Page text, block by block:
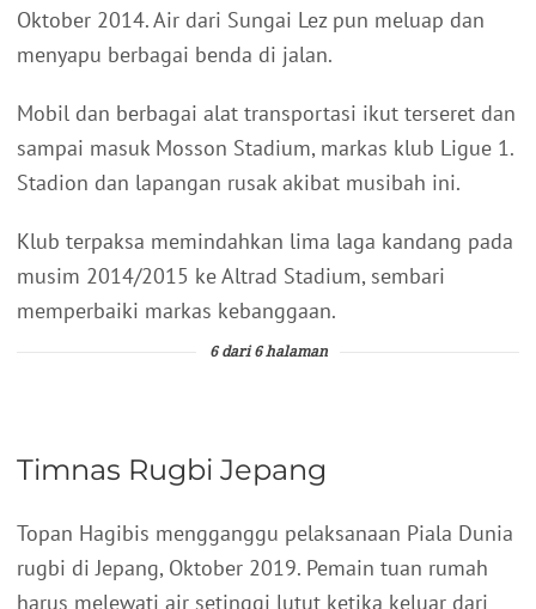
Oktober 2014. Air dari Sungai Lez pun meluap dan
menyapu berbagai benda di jalan.
Mobil dan berbagai alat transportasi ikut terseret dan
sampai masuk Mosson Stadium, markas klub Ligue 1.
Stadion dan lapangan rusak akibat musibah ini.
Klub terpaksa memindahkan lima laga kandang pada
musim 2014/2015 ke Altrad Stadium, sembari
memperbaiki markas kebanggaan.
6 dari 6 halaman
Timnas Rugbi Jepang
Topan Hagibis mengganggu pelaksanaan Piala Dunia
rugbi di Jepang, Oktober 2019. Pemain tuan rumah
harus melewati air setinggi lutut ketika keluar dari